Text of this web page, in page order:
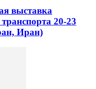
выставка
20-23
Иран)